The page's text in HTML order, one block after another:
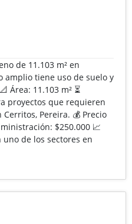
de 11.103 m² en
amplio tiene uso de suelo y
Área: 11.103 m² ⏳
proyectos que requieren
Pereira. 💰 Precio
$250.000 📈
de los sectores en